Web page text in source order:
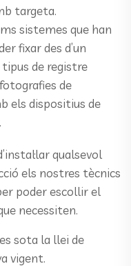
targeta.
sistemes que han
fixar des d’un
de registre
de
els dispositius de
qualsevol
els nostres tècnics
poder escollir el
necessiten.
sota la llei de
vigent.